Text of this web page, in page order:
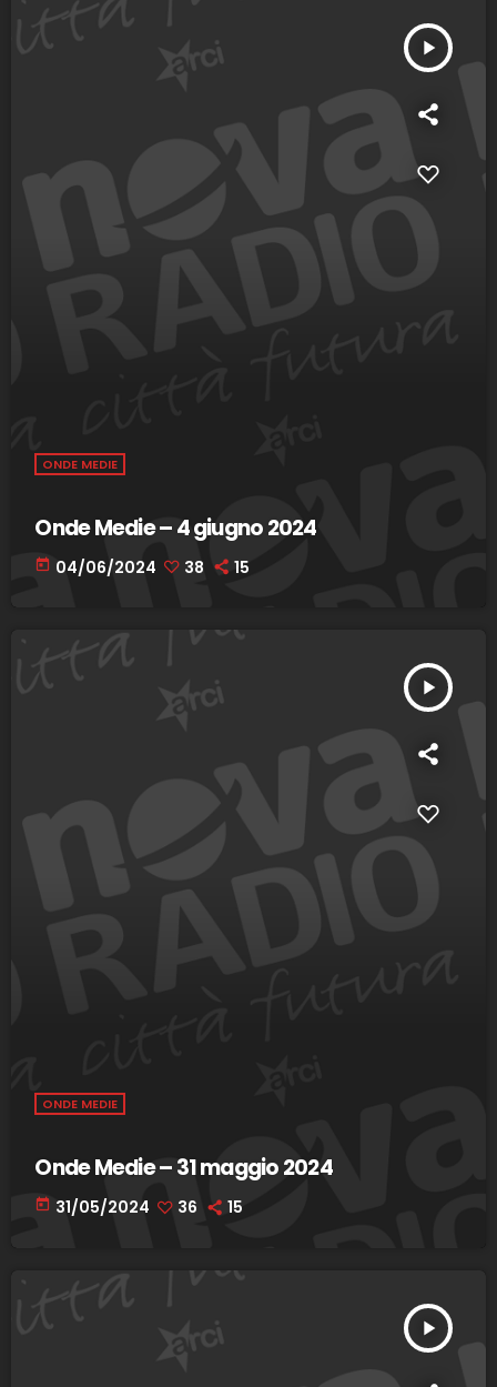
play_arrow
ONDE MEDIE
Onde Medie – 4 giugno 2024
today 04/06/2024 38 15
play_arrow
ONDE MEDIE
Onde Medie – 31 maggio 2024
today 31/05/2024 36 15
play_arrow